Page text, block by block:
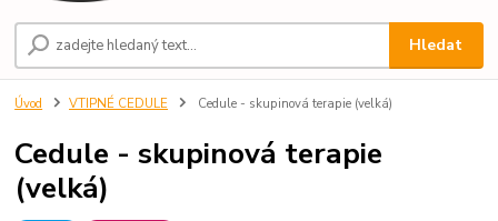
Hledat
Úvod VTIPNÉ CEDULE Cedule - skupinová terapie (velká)
Cedule - skupinová terapie
(velká)